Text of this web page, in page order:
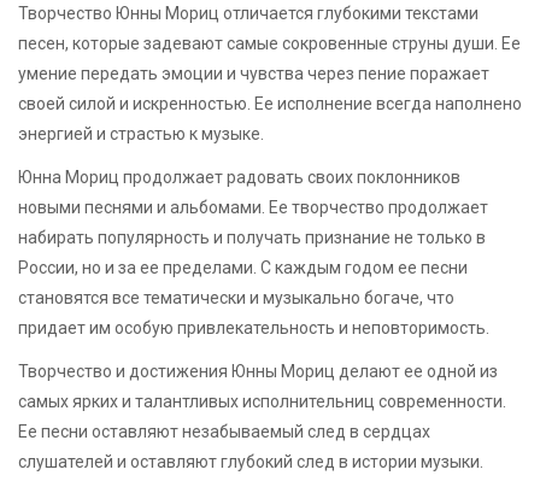
Творчество Юнны Мориц отличается глубокими текстами
песен, которые задевают самые сокровенные струны души. Ее
умение передать эмоции и чувства через пение поражает
своей силой и искренностью. Ее исполнение всегда наполнено
энергией и страстью к музыке.
Юнна Мориц продолжает радовать своих поклонников
новыми песнями и альбомами. Ее творчество продолжает
набирать популярность и получать признание не только в
России, но и за ее пределами. С каждым годом ее песни
становятся все тематически и музыкально богаче, что
придает им особую привлекательность и неповторимость.
Творчество и достижения Юнны Мориц делают ее одной из
самых ярких и талантливых исполнительниц современности.
Ее песни оставляют незабываемый след в сердцах
слушателей и оставляют глубокий след в истории музыки.